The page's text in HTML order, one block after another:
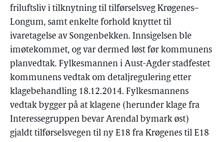
friluftsliv i tilknytning til tilførselsveg Krøgenes–
Longum, samt enkelte forhold knyttet til
ivaretagelse av Songenbekken. Innsigelsen ble
imøtekommet, og var dermed løst før kommunens
planvedtak. Fylkesmannen i Aust-Agder stadfestet
kommunens vedtak om detaljregulering etter
klagebehandling 18.12.2014. Fylkesmannens
vedtak bygger på at klagene (herunder klage fra
Interessegruppen bevar Arendal bymark øst)
gjaldt tilførselsvegen til ny E18 fra Krøgenes til E18